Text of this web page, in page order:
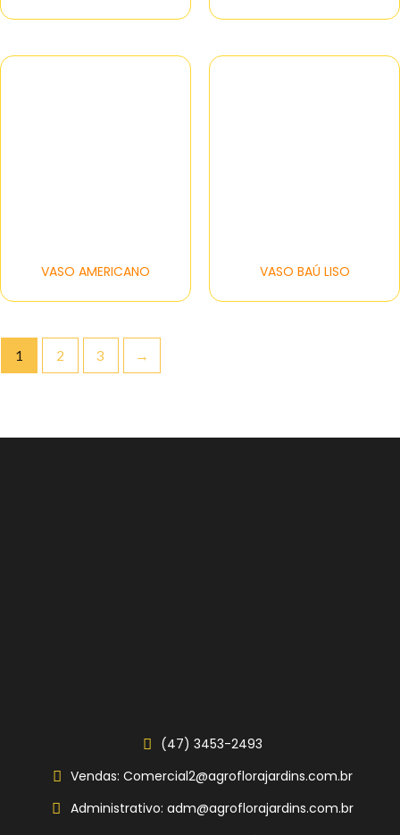
VASO AMERICANO VASO BAÚ LISO
1 2 3 →
(47) 3453-2493
Vendas: Comercial2@agroflorajardins.com.br
Administrativo: adm@agroflorajardins.com.br